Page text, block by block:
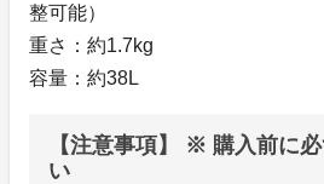
整可能）
重さ：約1.7kg
容量：約38L
【注意事項】 ※ 購入前に
い